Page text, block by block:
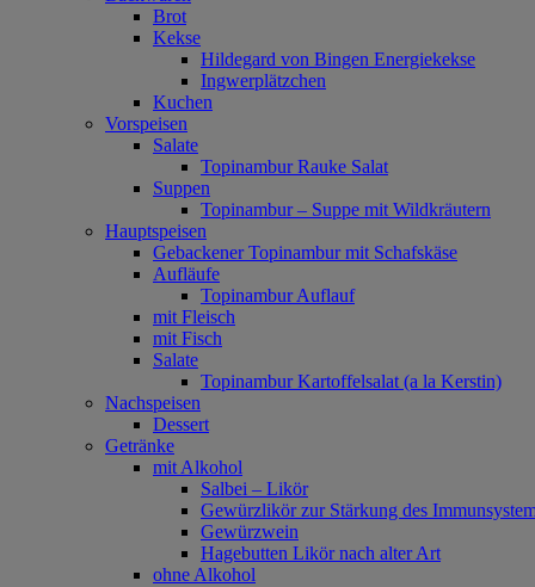
Brot
Kekse
Hildegard von Bingen Energiekekse
Ingwerplätzchen
Kuchen
Vorspeisen
Salate
Topinambur Rauke Salat
Suppen
Topinambur – Suppe mit Wildkräutern
Hauptspeisen
Gebackener Topinambur mit Schafskäse
Aufläufe
Topinambur Auflauf
mit Fleisch
mit Fisch
Salate
Topinambur Kartoffelsalat (a la Kerstin)
Nachspeisen
Dessert
Getränke
mit Alkohol
Salbei – Likör
Gewürzlikör zur Stärkung des
Gewürzwein
Hagebutten Likör nach alter Art
ohne Alkohol